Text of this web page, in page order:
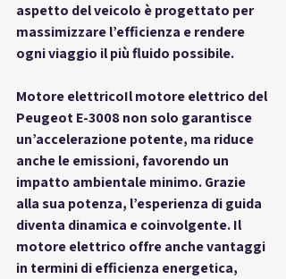
aspetto del veicolo è progettato per
massimizzare l’efficienza e rendere
ogni viaggio il più fluido possibile.
Motore elettricoIl motore elettrico del
Peugeot E-3008 non solo garantisce
un’accelerazione potente, ma riduce
anche le emissioni, favorendo un
impatto ambientale minimo. Grazie
alla sua potenza, l’esperienza di guida
diventa dinamica e coinvolgente. Il
motore elettrico offre anche vantaggi
in termini di efficienza energetica,